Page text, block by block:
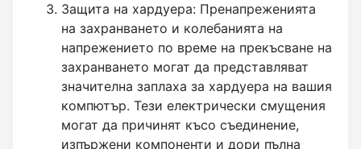
Защита на хардуера: Пренапреженията
на захранването и колебанията на
напрежението по време на прекъсване на
захранването могат да представляват
значителна заплаха за хардуера на вашия
компютър. Тези електрически смущения
могат да причинят късо съединение,
изпържени компоненти и дори пълна